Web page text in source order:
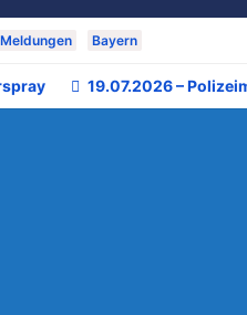
Meldungen Bayern
19.07.2026 –